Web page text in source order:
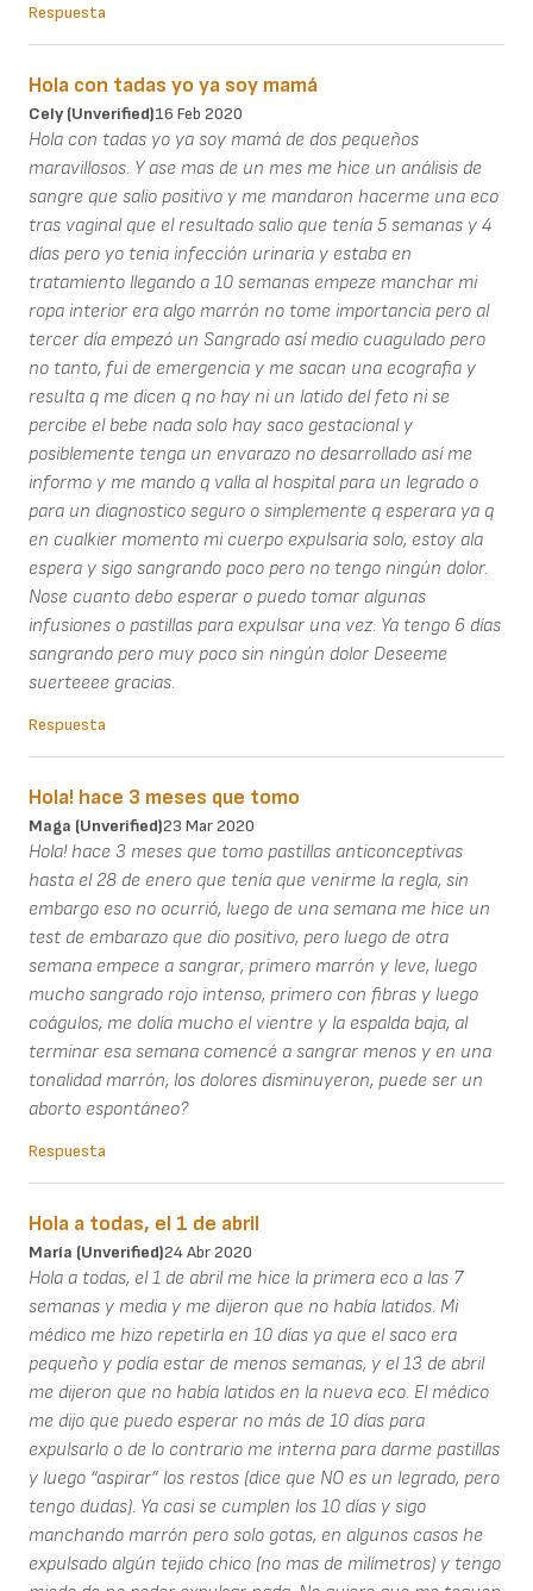
Respuesta
Hola con tadas yo ya soy mamá
Cely (unverified)16 Feb 2020
Hola con tadas yo ya soy mamá de dos pequeños
maravillosos. Y ase mas de un mes me hice un análisis de
sangre que salio positivo y me mandaron hacerme una eco
tras vaginal que el resultado salio que tenía 5 semanas y 4
días pero yo tenia infección urinaria y estaba en
tratamiento llegando a 10 semanas empeze manchar mi
ropa interior era algo marrón no tome importancia pero al
tercer día empezó un Sangrado así medio cuagulado pero
no tanto, fui de emergencia y me sacan una ecografia y
resulta q me dicen q no hay ni un latido del feto ni se
percibe el bebe nada solo hay saco gestacional y
posiblemente tenga un envarazo no desarrollado así me
informo y me mando q valla al hospital para un legrado o
para un diagnostico seguro o simplemente q esperara ya q
en cualkier momento mi cuerpo expulsaria solo, estoy ala
espera y sigo sangrando poco pero no tengo ningún dolor.
Nose cuanto debo esperar o puedo tomar algunas
infusiones o pastillas para expulsar una vez. Ya tengo 6 días
sangrando pero muy poco sin ningún dolor Deseeme
suerteeee gracias.
Respuesta
Hola! hace 3 meses que tomo
Maga (unverified)23 Mar 2020
Hola! hace 3 meses que tomo pastillas anticonceptivas
hasta el 28 de enero que tenía que venirme la regla, sin
embargo eso no ocurrió, luego de una semana me hice un
test de embarazo que dio positivo, pero luego de otra
semana empece a sangrar, primero marrón y leve, luego
mucho sangrado rojo intenso, primero con fibras y luego
coágulos, me dolía mucho el vientre y la espalda baja, al
terminar esa semana comencé a sangrar menos y en una
tonalidad marrón, los dolores disminuyeron, puede ser un
aborto espontáneo?
Respuesta
Hola a todas, el 1 de abril
María (unverified)24 Abr 2020
Hola a todas, el 1 de abril me hice la primera eco a las 7
semanas y media y me dijeron que no había latidos. Mi
médico me hizo repetirla en 10 días ya que el saco era
pequeño y podía estar de menos semanas, y el 13 de abril
me dijeron que no había latidos en la nueva eco. El médico
me dijo que puedo esperar no más de 10 días para
expulsarlo o de lo contrario me interna para darme pastillas
y luego “aspirar” los restos (dice que NO es un legrado, pero
tengo dudas). Ya casi se cumplen los 10 días y sigo
manchando marrón pero solo gotas, en algunos casos he
expulsado algún tejido chico (no mas de milímetros) y tengo